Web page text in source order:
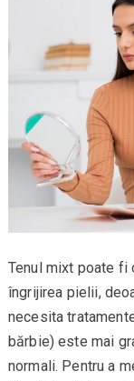
Tenul mixt poate fi
îngrijirea pielii,
necesita
bărbie) este mai
normali. Pentru a